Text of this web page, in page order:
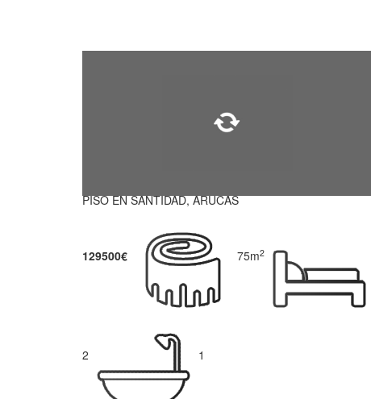
PISO EN SANTIDAD, ARUCAS
129500€ 75m2
2 1